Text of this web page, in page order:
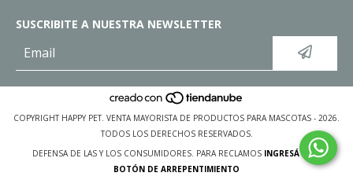
SUSCRIBITE A NUESTRA NEWSLETTER
COPYRIGHT HAPPY PET. VENTA MAYORISTA DE PRODUCTOS PARA MASCOTAS - 2026.
TODOS LOS DERECHOS RESERVADOS.
DEFENSA DE LAS Y LOS CONSUMIDORES. PARA RECLAMOS INGRESÁ ACÁ.
BOTÓN DE ARREPENTIMIENTO